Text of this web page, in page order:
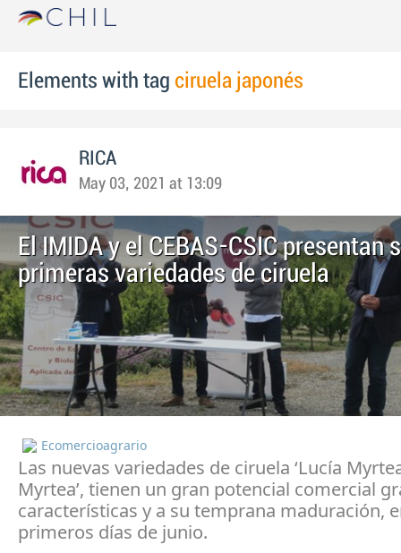
Elements with tag ciruela japonés
RICA
May 03, 2021 at 13:09
El IMIDA y el CEBAS-CSIC presentan
primeras variedades de ciruela
Ecomercioagrario
Las nuevas variedades de ciruela ‘Lucía
Myrtea’, tienen un gran potencial comercial
características y a su temprana maduración,
primeros días de junio.